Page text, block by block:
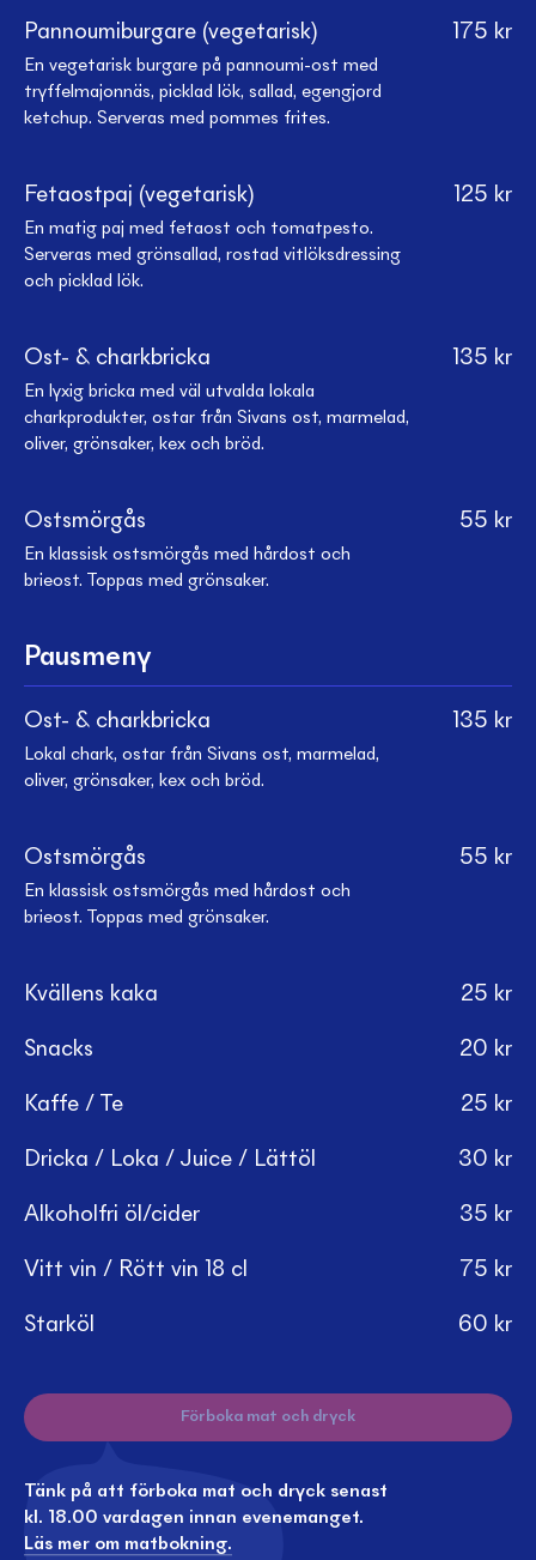
Pannoumiburgare (vegetarisk) 175 kr
En vegetarisk burgare på pannoumi-ost med
tryffelmajonnäs, picklad lök, sallad, egengjord
ketchup. Serveras med pommes frites.
Fetaostpaj (vegetarisk) 125 kr
En matig paj med fetaost och tomatpesto.
Serveras med grönsallad, rostad vitlöksdressing
och picklad lök.
Ost- & charkbricka 135 kr
En lyxig bricka med väl utvalda lokala
charkprodukter, ostar från Sivans ost, marmelad,
oliver, grönsaker, kex och bröd.
Ostsmörgås 55 kr
En klassisk ostsmörgås med hårdost och
brieost. Toppas med grönsaker.
Pausmeny
Ost- & charkbricka 135 kr
Lokal chark, ostar från Sivans ost, marmelad,
oliver, grönsaker, kex och bröd.
Ostsmörgås 55 kr
En klassisk ostsmörgås med hårdost och
brieost. Toppas med grönsaker.
Kvällens kaka 25 kr
Snacks 20 kr
Kaffe / Te 25 kr
Dricka / Loka / Juice / Lättöl 30 kr
Alkoholfri öl/cider 35 kr
Vitt vin / Rött vin 18 cl 75 kr
Starköl 60 kr
Förboka mat och dryck
Tänk på att förboka mat och dryck senast
kl. 18.00 vardagen innan evenemanget.
Läs mer om matbokning.